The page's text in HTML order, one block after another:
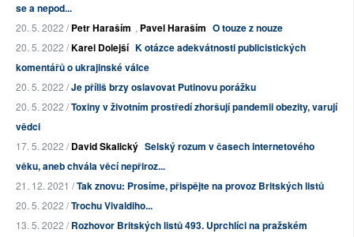
se a nepod...
20. 5. 2022 /Petr Haraším , Pavel Haraším O touze z nouze
20. 5. 2022 /Karel Dolejší K otázce adekvátnosti publicistických
komentářů o ukrajinské válce
20. 5. 2022 /Je příliš brzy oslavovat Putinovu porážku
20. 5. 2022 /Toxiny v životním prostředí zhoršují pandemii obezity, varují
vědci
17. 5. 2022 /David Skalický Selský rozum v časech internetového
věku, aneb chvála věcí nepřiroz...
21. 12. 2021 /Tak znovu: Prosíme, přispějte na provoz Britských listů
20. 5. 2022 /Trochu Vivaldiho...
13. 5. 2022 /Rozhovor Britských listů 493. Uprchlíci na pražském